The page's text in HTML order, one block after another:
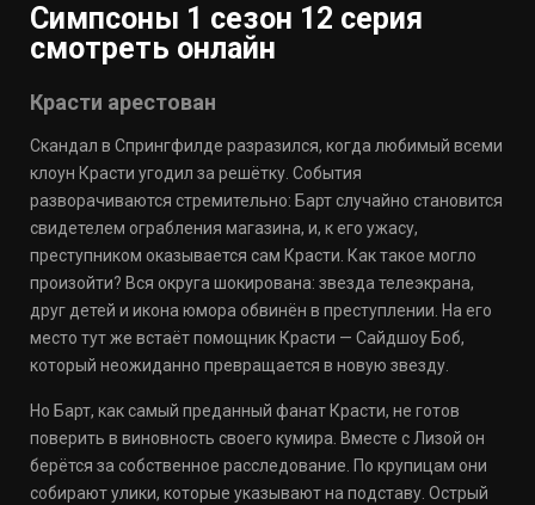
Симпсоны 1 сезон 12 серия
смотреть онлайн
Красти арестован
Скандал в Спрингфилде разразился, когда любимый всеми
клоун Красти угодил за решётку. События
разворачиваются стремительно: Барт случайно становится
свидетелем ограбления магазина, и, к его ужасу,
преступником оказывается сам Красти. Как такое могло
произойти? Вся округа шокирована: звезда телеэкрана,
друг детей и икона юмора обвинён в преступлении. На его
место тут же встаёт помощник Красти — Сайдшоу Боб,
который неожиданно превращается в новую звезду.
Но Барт, как самый преданный фанат Красти, не готов
поверить в виновность своего кумира. Вместе с Лизой он
берётся за собственное расследование. По крупицам они
собирают улики, которые указывают на подставу. Острый